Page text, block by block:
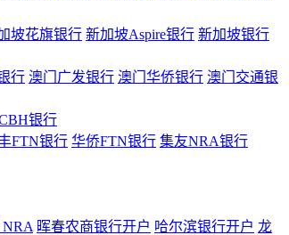
坡花旗银行 新加坡Aspire银行 新加坡银行
行 澳门广发银行 澳门华侨银行 澳门交通银
银行
FTN银行 华侨FTN银行 集友NRA银行
NRA 晖春农商银行开户 哈尔滨银行开户 龙